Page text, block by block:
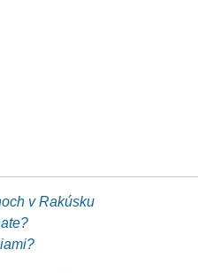
v Rakúsku